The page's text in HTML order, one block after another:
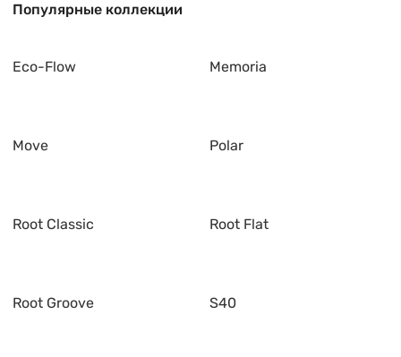
Популярные коллекции
Eco-Flow Memoria
Move Polar
Root Classic Root Flat
Root Groove S40